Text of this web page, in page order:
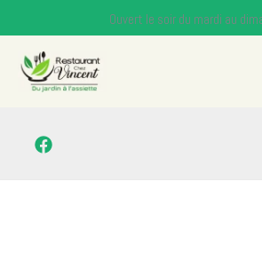
to
content
Ouvert le soir du mardi au